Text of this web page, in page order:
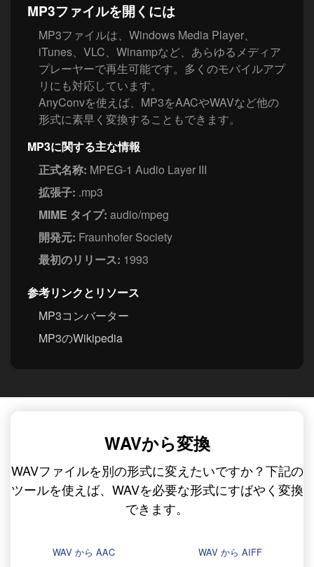
MP3ファイルを開くには
MP3ファイルは、Windows Media Player、
iTunes、VLC、Winampなど、あらゆるメディア
プレーヤーで再生可能です。多くのモバイルアプ
リにも対応しています。
AnyConvを使えば、MP3をAACやWAVなど他の
形式に素早く変換することもできます。
MP3に関する主な情報
正式名称: MPEG-1 Audio Layer III
拡張子: .mp3
MIME タイプ: audio/mpeg
開発元: Fraunhofer Society
最初のリリース: 1993
参考リンクとリソース
MP3コンバーター
MP3のWikipedia
WAVから変換
WAVファイルを別の形式に変えたいですか？下記の
ツールを使えば、WAVを必要な形式にすばやく変換
できます。
WAV から AAC
WAV から AIFF